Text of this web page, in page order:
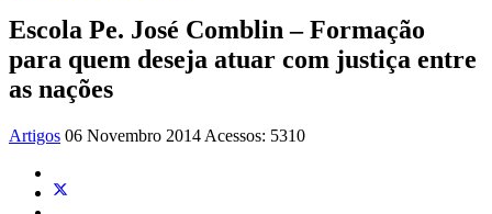
Escola Pe. José Comblin – Formação
para quem deseja atuar com justiça entre
as nações
Artigos 06 Novembro 2014 Acessos: 5310